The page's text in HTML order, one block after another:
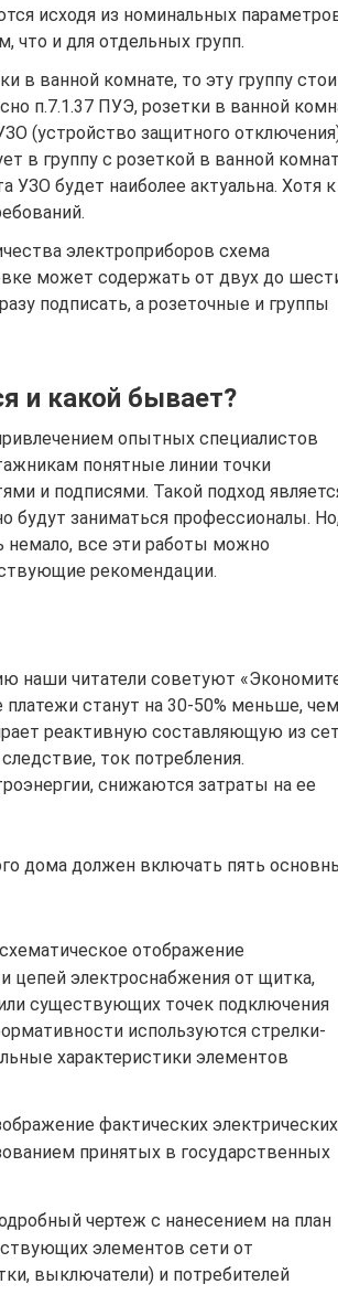
исходя из номинальных
что и для отдельных групп.
в ванной комнате, то эту группу
п.7.1.37 ПУЭ, розетки в ванной
(устройство защитного
в группу с розеткой в ванной
УЗО будет наиболее актуальна. Хотя к
электроприборов схема
может содержать от двух до
подписать, а розеточные и группы
и какой бывает?
опытных специалистов
понятные линии точки
и подписями. Такой подход
будут заниматься профессионалы.
немало, все эти работы можно
рекомендации.
наши читатели советуют
станут на 30-50% меньше, чем
реактивную составляющую из
ток потребления.
снижаются затраты на ее
дома должен включать пять
отображение
цепей электроснабжения от щитка,
существующих точек подключения
используются стрелки-
характеристики элементов
фактических электрических
принятых в государственных
чертеж с нанесением на план
элементов сети от
выключатели) и потребителей